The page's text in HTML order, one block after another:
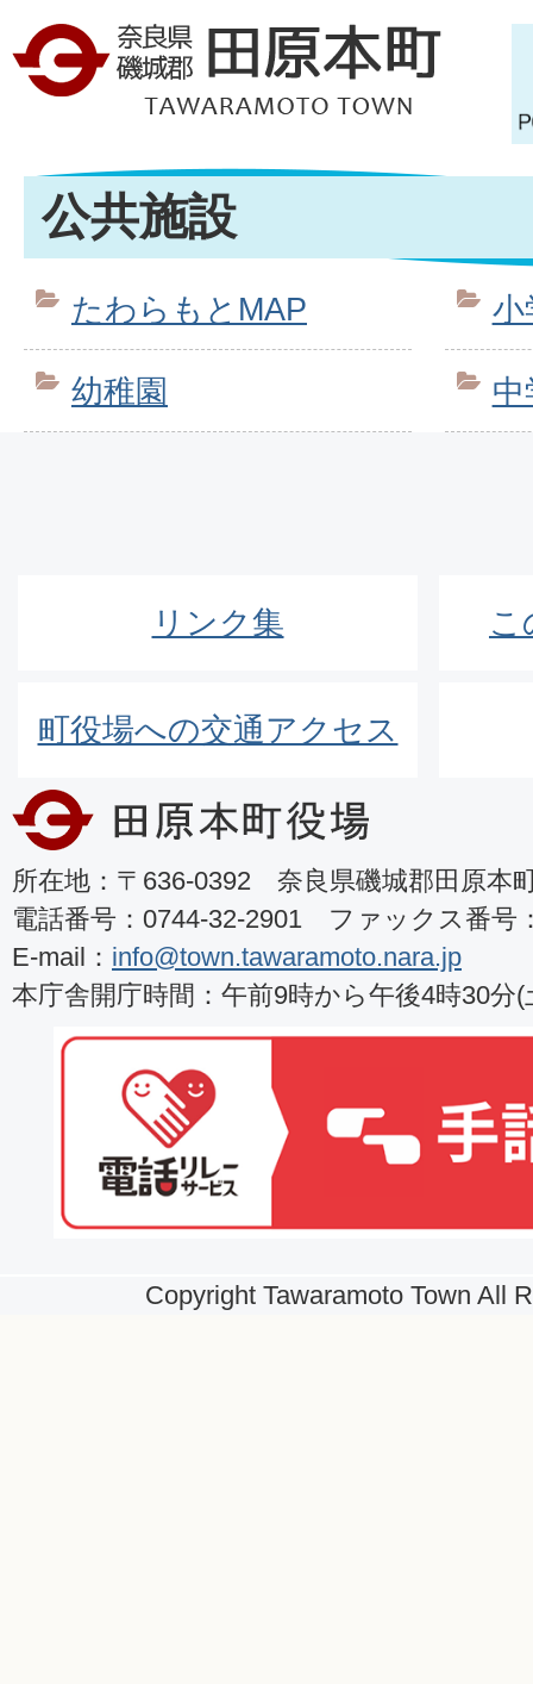
公共施設
たわらもとMAP 小
幼稚園 中
リンク集 こ
町役場への交通アクセス
所在地：〒636-0392 奈良県磯城郡田原本
電話番号：0744-32-2901 ファックス番号
E-mail： info@town.tawaramoto.nara.jp
本庁舎開庁時間：午前9時から午後4時30分
Copyright Tawaramoto Town All